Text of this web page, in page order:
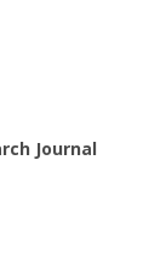
Journal